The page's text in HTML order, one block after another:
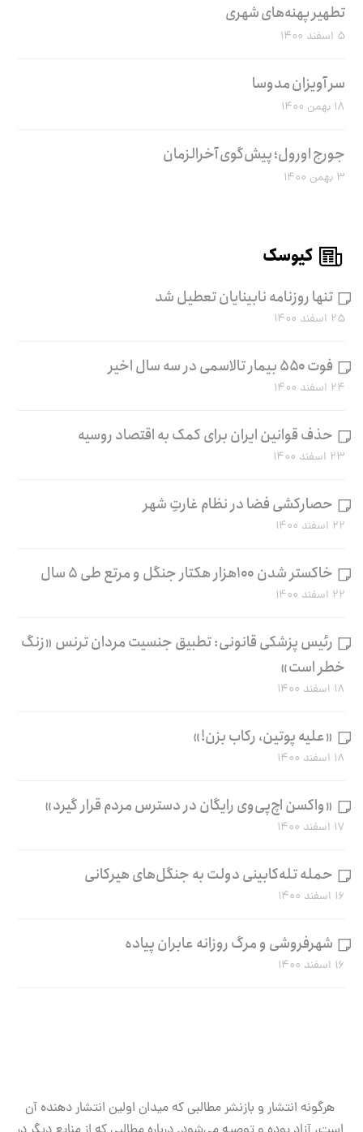
تطهیر پهنه‌های شهری
۵ اسفند ۱۴۰۰
سر آویزان مدوسا
۱۸ بهمن ۱۴۰۰
جورج اورول؛ پیش‌گوی آخرالزمان
۳ بهمن ۱۴۰۰
کیوسک
تنها روزنامه نابینایان تعطیل شد
۲۵ اسفند ۱۴۰۰
فوت ۵۵۰ بیمار تالاسمی در سه سال اخیر
۲۴ اسفند ۱۴۰۰
حذف قوانین ایران برای کمک به اقتصاد روسیه
۲۳ اسفند ۱۴۰۰
حصارکشی فضا در نظام غارتِ شهر
۲۲ اسفند ۱۴۰۰
خاکستر شدن ۱۰۰هزار هکتار جنگل و مرتع طی ۵ سال
۲۲ اسفند ۱۴۰۰
رئیس پزشکی قانونی: تطبیق جنسیت مردان ترنس «زنگ
خطر است»
۱۸ اسفند ۱۴۰۰
«علیه پوتین، رکاب بزن!»
۱۸ اسفند ۱۴۰۰
«واکسن اچ‌پی‌وی رایگان در دسترس مردم قرار گیرد»
۱۷ اسفند ۱۴۰۰
حمله تله‌کابینی دولت به جنگل‌های هیرکانی
۱۶ اسفند ۱۴۰۰
شهرفروشی و مرگ روزانه عابران پیاده
۱۶ اسفند ۱۴۰۰
هرگونه انتشار و بازنشر مطالبی که میدان اولین انتشار دهنده آن